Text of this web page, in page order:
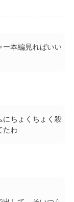
本編見ればいい
にちょくちょく殺
たわ